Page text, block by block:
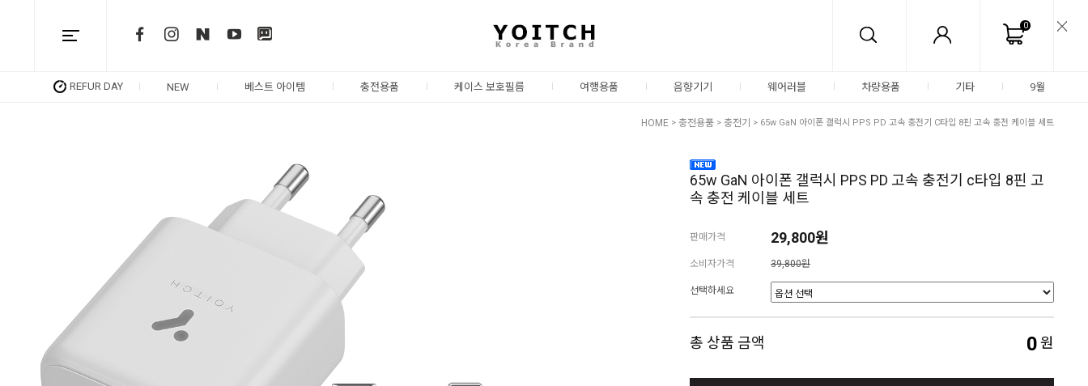
0
REFUR DAY NEW 베스트 아이템 충전용품 케이스 보호필름 여행용품 음향기기 웨어러블 차량용품 기타 9월
HOME > 충전용품 > 충전기 > 65w GaN 아이폰 갤럭시 PPS PD 고속 충전기 C타입 8핀 고속 충전 케이블 세트
65w GaN 아이폰 갤럭시 PPS PD 고속 충전기 c타입 8핀 고
속 충전 케이블 세트
판매가격 29,800원
소비자가격 39,800원
선택하세요
총 상품 금액 0원